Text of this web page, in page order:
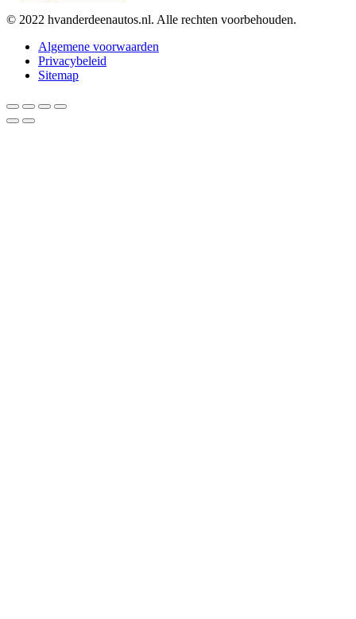
© 2022 hvanderdeenautos.nl. Alle rechten voorbehouden.
Algemene voorwaarden
Privacybeleid
Sitemap